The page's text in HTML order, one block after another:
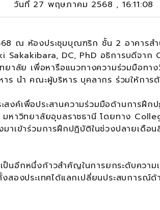
วันที่ 27 พฤษภาคม 2568 ,
องประชุมบุณฑริก ชั้น 2 อาคารสำนั
Sakakibara, DC, PhD อธิการบดีจา
ยาลัย เพื่อหารือแนวทางความร่วมมือทา
ร นำ คณะผู้บริหาร บุคลากร ร่วมให้การ
พื่อประสานความร่วมมือด้านการฝึก
หาวิทยาลัยอุบลราชธานี โดยทาง
าเข้าร่วมการฝึกปฏิบัติในช่วงปลายเดื
หนึ่งก้าวสำคัญในการยกระดับความเ
สองประเทศได้แลกเปลี่ยนประสบการณ์